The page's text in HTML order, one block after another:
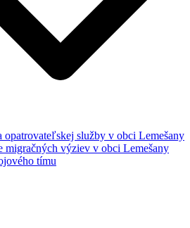
opatrovateľskej služby v obci Lemešany
migračných výziev v obci Lemešany
tímu